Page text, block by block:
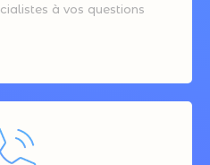
à vos questions